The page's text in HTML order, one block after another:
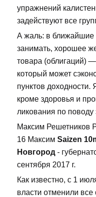
упражнений
задействуют все
А жаль: в ближайшие
занимать, хорошее
товара (облигаций)
который может
пунктов доходности.
кроме здоровья и
ликования по поводу
Максим Решетников
16 Максим Saizen
Новгород -
сентября 2017 г.
Как известно, с 1
власти отменили